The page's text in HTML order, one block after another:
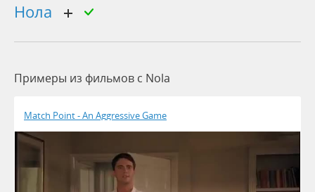
Нола
Примеры из фильмов c Nola
Match Point - An Aggressive Game